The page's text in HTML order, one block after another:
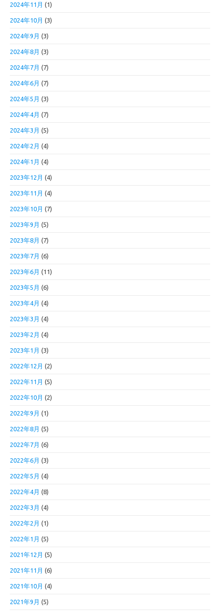
2024年11月 (1)
2024年10月 (3)
2024年9月 (3)
2024年8月 (3)
2024年7月 (7)
2024年6月 (7)
2024年5月 (3)
2024年4月 (7)
2024年3月 (5)
2024年2月 (4)
2024年1月 (4)
2023年12月 (4)
2023年11月 (4)
2023年10月 (7)
2023年9月 (5)
2023年8月 (7)
2023年7月 (6)
2023年6月 (11)
2023年5月 (6)
2023年4月 (4)
2023年3月 (4)
2023年2月 (4)
2023年1月 (3)
2022年12月 (2)
2022年11月 (5)
2022年10月 (2)
2022年9月 (1)
2022年8月 (5)
2022年7月 (6)
2022年6月 (3)
2022年5月 (4)
2022年4月 (8)
2022年3月 (4)
2022年2月 (1)
2022年1月 (5)
2021年12月 (5)
2021年11月 (6)
2021年10月 (4)
2021年9月 (5)